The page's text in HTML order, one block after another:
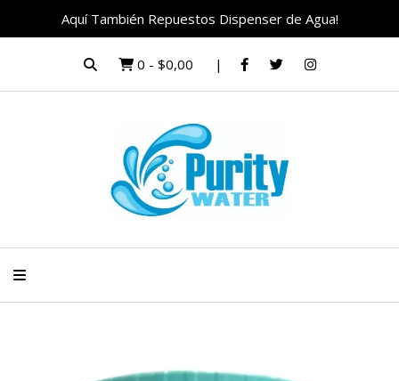
Aquí También Repuestos Dispenser de Agua!
0 - $0,00